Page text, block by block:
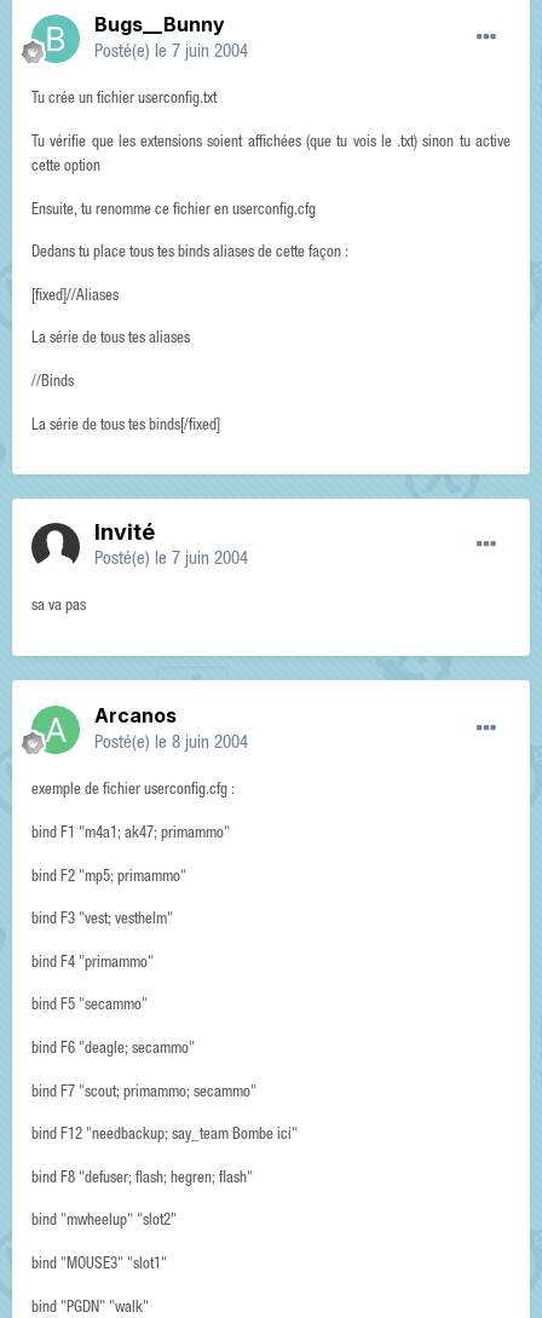
Bugs__Bunny
Posté(e) le 7 juin 2004
Tu crée un fichier userconfig.txt
Tu vérifie que les extensions soient affichées (que tu vois le .txt) sinon tu active
cette option
Ensuite, tu renomme ce fichier en userconfig.cfg
Dedans tu place tous tes binds aliases de cette façon :
[fixed]//Aliases
La série de tous tes aliases
//Binds
La série de tous tes binds[/fixed]
Invité
Posté(e) le 7 juin 2004
sa va pas
Arcanos
Posté(e) le 8 juin 2004
exemple de fichier userconfig.cfg :
bind F1 "m4a1; ak47; primammo"
bind F2 "mp5; primammo"
bind F3 "vest; vesthelm"
bind F4 "primammo"
bind F5 "secammo"
bind F6 "deagle; secammo"
bind F7 "scout; primammo; secammo"
bind F12 "needbackup; say_team Bombe ici"
bind F8 "defuser; flash; hegren; flash"
bind "mwheelup" "slot2"
bind "MOUSE3" "slot1"
bind "PGDN" "walk"